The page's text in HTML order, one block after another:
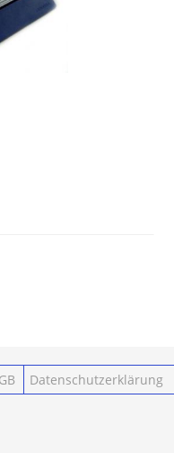
Datenschutzerklärung